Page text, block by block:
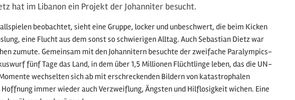
hat im Libanon ein Projekt der Johanniter besucht.
beobachtet, sieht eine Gruppe, locker und unbeschwert, die beim Kicken
eine Flucht aus dem sonst so schwierigen Alltag. Auch Sebastian Dietz war
zumute. Gemeinsam mit den Johannitern besuchte der zweifache Paralympics-
fünf Tage das Land, in dem über 1,5 Millionen Flüchtlinge leben, das die UN-
wechselten sich ab mit erschreckenden Bildern von katastrophalen
immer wieder auch Verzweiflung, Ängsten und Hilflosigkeit wichen. Eine